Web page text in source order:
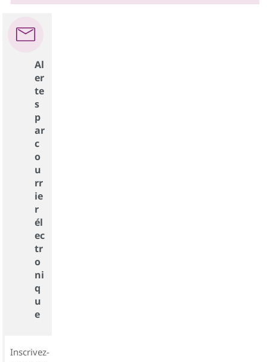
Al
er
te
s
p
ar
c
o
u
rr
ie
r
él
ec
tr
o
ni
q
u
e
Inscrivez-